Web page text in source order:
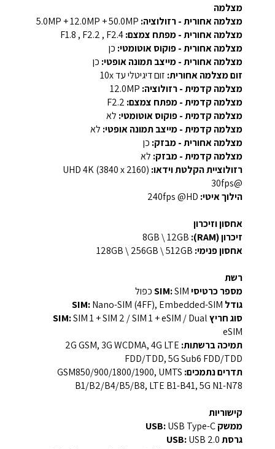
מצלמה
מצלמה אחורית - רזולוציה:
מצלמה אחורית - מפתח צמצם:
מצלמה אחורית - פוקוס אוטומטי: כן
מצלמה אחורית - מייצב תמונה אופטי: כן
זום מצלמה אחורית: זום דיגיטלי עד ‎10x‎
מצלמה קדמית - רזולוציה:
מצלמה קדמית - מפתח צמצם:
מצלמה קדמית - פוקוס אוטומטי: לא
מצלמה קדמית - מייצב תמונה אופטי: לא
מצלמה אחורית - מבזק: כן
מצלמה קדמית - מבזק: לא
רזולוציית הקלטת וידאו: ‎UHD 4K (3840 x 2160)‎
‏@30fps
הילוך איטי:
אחסון וזיכרון
זיכרון (RAM):
אחסון פנימי:
רשת
מספר כרטיסי SIM:SIM כפול
גודל SIM: Nano-SIM (4FF), Embedded-SIM
סוג חריץ SIM:SIM 1 + SIM 2 / SIM 1 + eSIM / Dual
eSIM
תמיכה ברשתות: 2G GSM, 3G WCDMA, 4G LTE
FDD/TDD, 5G Sub6 FDD/TDD
תדרים נתמכים: ‎GSM850/900/1800/1900, UMTS
B1/B2/B4/B5/B8, LTE B1-B41, 5G N1-N78‎
קישוריות
ממשק USB:USB Type-C
גרסת USB:USB 2.0